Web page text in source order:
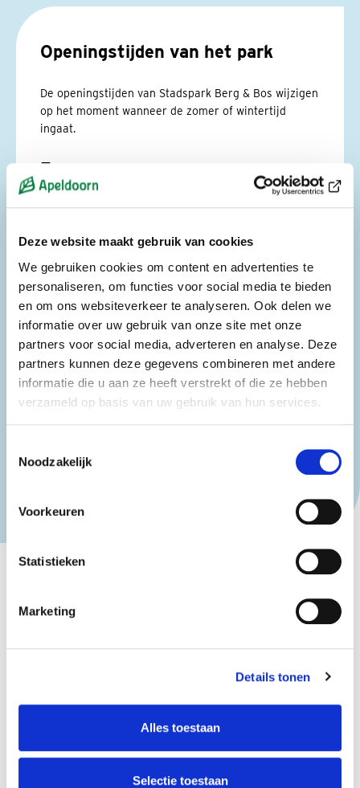
Deze website maakt gebruik van cookies
We gebruiken cookies om content en advertenties te
personaliseren, om functies voor social media te bieden
en om ons websiteverkeer te analyseren. Ook delen we
informatie over uw gebruik van onze site met onze
partners voor social media, adverteren en analyse. Deze
partners kunnen deze gegevens combineren met andere
informatie die u aan ze heeft verstrekt of die ze hebben
verzameld op basis van uw gebruik van hun services.
Noodzakelijk
Voorkeuren
Statistieken
Marketing
Details tonen
Alles toestaan
Selectie toestaan
Openingstijden van het park
De openingstijden van Stadspark Berg & Bos wijzigen
op het moment wanneer de zomer of wintertijd
ingaat.
Zomer
In de zomer bent u van harte welkom tussen 7:00 uur
Winter
In de winter bent u van harte welkom tussen 8:00 uur
en 18:00 uur.
Na sluitingstijd is Stadspark Berg & Bos gesloten en
is het niet toegestaan om in het park aanwezig te
zijn. Uitzondering hierop is in de winterperiode een
bezoek aan restaurant de Boschvijver.
Herdenking einde Tweede Wereldoorlog in